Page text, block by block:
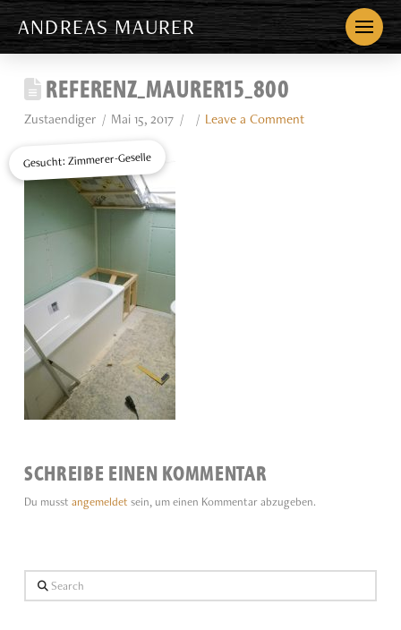
ANDREAS MAURER
Gesucht: Zimmerer-Geselle
REFERENZ_MAURER15_800
Zustaendiger Mai 15, 2017 Leave a Comment
SCHREIBE EINEN KOMMENTAR
Du musst angemeldet sein, um einen Kommentar abzugeben.
Search